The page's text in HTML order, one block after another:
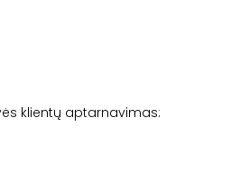
klientų aptarnavimas: